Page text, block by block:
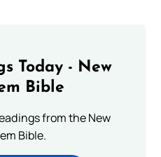
Today - New
Bible
from the New
Bible.